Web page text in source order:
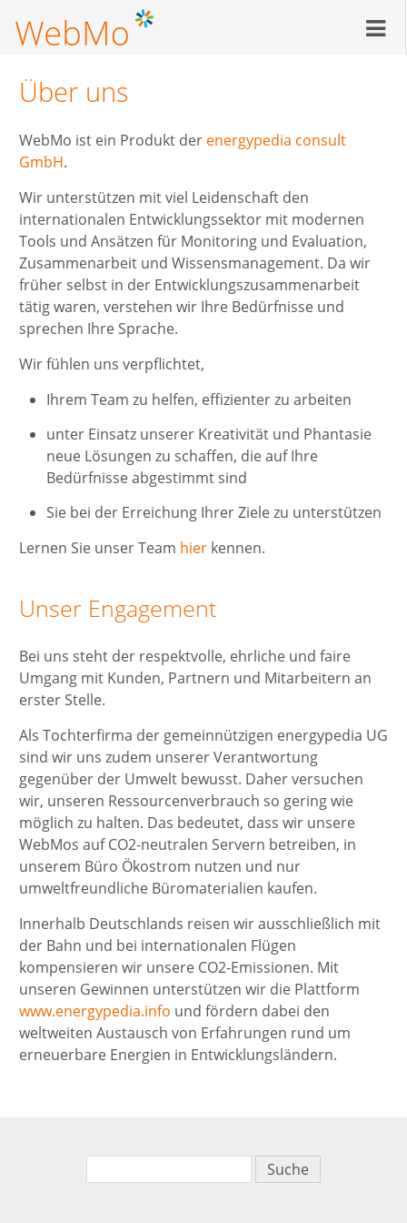
zum
Über uns
WebMo ist ein Produkt der energypedia consult
GmbH.
Wir unterstützen mit viel Leidenschaft den
internationalen Entwicklungssektor mit modernen
Tools und Ansätzen für Monitoring und Evaluation,
Zusammenarbeit und Wissensmanagement. Da wir
früher selbst in der Entwicklungszusammenarbeit
tätig waren, verstehen wir Ihre Bedürfnisse und
sprechen Ihre Sprache.
Wir fühlen uns verpflichtet,
Ihrem Team zu helfen, effizienter zu arbeiten
unter Einsatz unserer Kreativität und Phantasie
neue Lösungen zu schaffen, die auf Ihre
Bedürfnisse abgestimmt sind
Sie bei der Erreichung Ihrer Ziele zu unterstützen
Lernen Sie unser Team hier kennen.
Unser Engagement
Bei uns steht der respektvolle, ehrliche und faire
Umgang mit Kunden, Partnern und Mitarbeitern an
erster Stelle.
Als Tochterfirma der gemeinnützigen energypedia UG
sind wir uns zudem unserer Verantwortung
gegenüber der Umwelt bewusst. Daher versuchen
wir, unseren Ressourcenverbrauch so gering wie
möglich zu halten. Das bedeutet, dass wir unsere
WebMos auf CO2-neutralen Servern betreiben, in
unserem Büro Ökostrom nutzen und nur
umweltfreundliche Büromaterialien kaufen.
Innerhalb Deutschlands reisen wir ausschließlich mit
der Bahn und bei internationalen Flügen
kompensieren wir unsere CO2-Emissionen. Mit
unseren Gewinnen unterstützen wir die Plattform
www.energypedia.info und fördern dabei den
weltweiten Austausch von Erfahrungen rund um
erneuerbare Energien in Entwicklungsländern.